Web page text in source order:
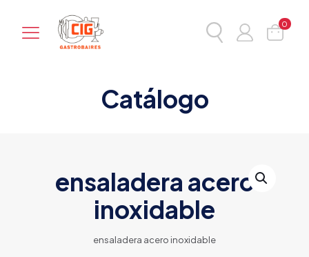
0
Catálogo
ensaladera acero
inoxidable
ensaladera acero inoxidable